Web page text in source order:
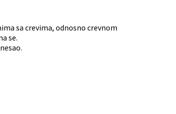
sa crevima, odnosno crevnom
se.